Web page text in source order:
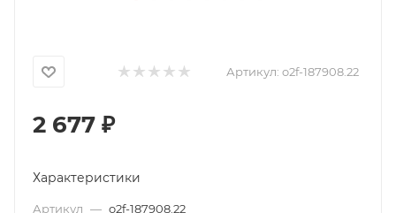
Артикул: o2f-187908.22
2 677 ₽
Характеристики
Артикул — o2f-187908.22